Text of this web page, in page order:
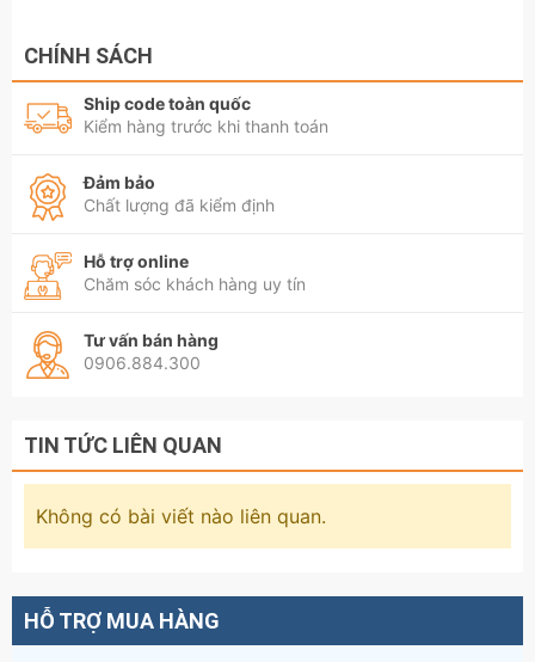
CHÍNH SÁCH
Ship code toàn quốc
Kiểm hàng trước khi thanh toán
Đảm bảo
Chất lượng đã kiểm định
Hỗ trợ online
Chăm sóc khách hàng uy tín
Tư vấn bán hàng
0906.884.300
TIN TỨC LIÊN QUAN
Không có bài viết nào liên quan.
HỖ TRỢ MUA HÀNG